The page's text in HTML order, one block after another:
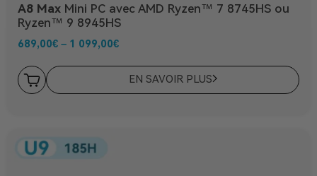
A8 Max Mini PC avec AMD Ryzen™ 7 8745HS ou
Ryzen™ 9 8945HS
689,00€ – 1 099,00€
EN SAVOIR PLUS